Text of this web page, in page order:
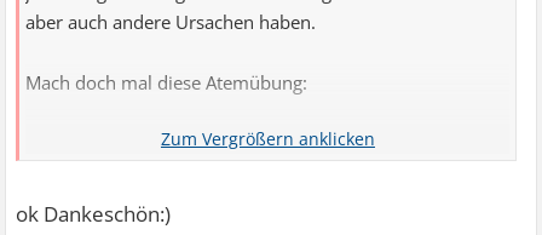
aber auch andere Ursachen haben.
Mach doch mal diese Atemübung:
https://mehrentspannung.de/atemuebung-4 ... ei-stress/
Hilft mir oft sehr gut.
ok Dankeschön:)